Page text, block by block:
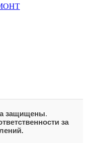
защищены.
за